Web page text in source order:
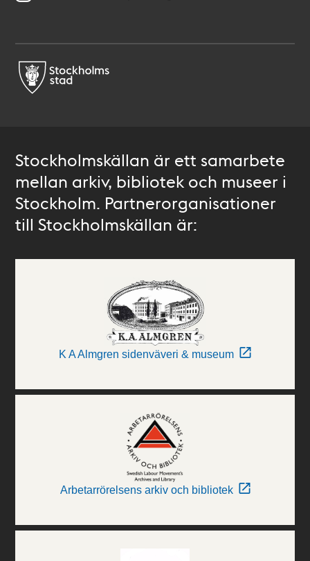
Stockholmskällan är ett samarbete
mellan arkiv, bibliotek och museer i
Stockholm. Partnerorganisationer
till Stockholmskällan är:
K A Almgren sidenväveri & museum
Arbetarrörelsens arkiv och bibliotek